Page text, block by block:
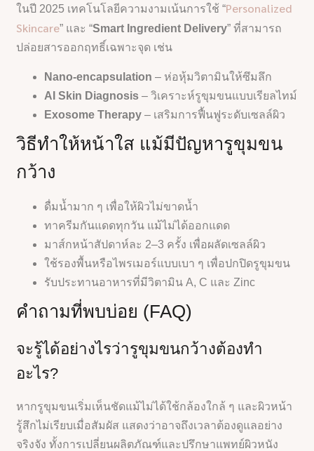
ในปี 2025 เทคโนโลยีความงามเน้นการใช้ “Personalized
Skincare” และ “Smart Ingredient Delivery” ที่สามารถ
ปล่อยสารออกฤทธิ์เฉพาะจุด เช่น
Nano-encapsulation – ห่อหุ้มวิตามินให้ซึมลึก
AI Skin Diagnosis – วิเคราะห์รูขุมขนแบบเรียลไทม์
Exosome Therapy – เสริมการฟื้นฟูระดับเซลล์ผิว
วิธีทำให้หน้าใส แม้มีปัญหารูขุมขน
กว้าง
ดื่มน้ำมาก ๆ เพื่อให้ผิวไม่ขาดน้ำ
ทาครีมกันแดดทุกวัน แม้ไม่ได้ออกแดด
มาส์กหน้าสัปดาห์ละ 2–3 ครั้ง เพื่อผลัดเซลล์ผิว
ใช้รองพื้นหรือไพรเมอร์แบบเบา ๆ เพื่อปกปิดรูขุมขน
รับประทานอาหารที่มีวิตามิน A, C และ Zinc
คำถามที่พบบ่อย (FAQ)
จะรู้ได้อย่างไรว่ารูขุมขนกว้างต้องทำ
อะไร?
หากรูขุมขนเริ่มเห็นชัดแม้ไม่ได้ใช้กล้องใกล้ ๆ และผิวหน้า
รู้สึกไม่เรียบเมื่อสัมผัส แสดงว่าอาจถึงเวลาต้องดูแลอย่าง
จริงจัง ทั้งการเปลี่ยนผลิตภัณฑ์และปรึกษาแพทย์ผิวหนัง